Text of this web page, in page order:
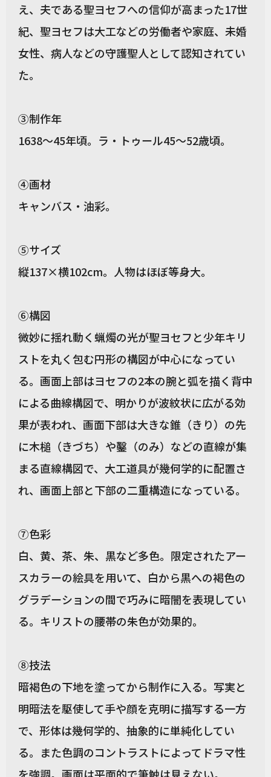
え、夫である聖ヨセフへの信仰が高まった17世
紀、聖ヨセフは大工などの労働者や家庭、未婚
女性、病人などの守護聖人として認知されてい
た。
③制作年
1638～45年頃。ラ・トゥール45～52歳頃。
④画材
キャンバス・油彩。
⑤サイズ
縦137×横102cm。人物はほぼ等身大。
⑥構図
微妙に揺れ動く蝋燭の光が聖ヨセフと少年キリ
ストを丸く包む円形の構図が中心になってい
る。画面上部はヨセフの2本の腕と弧を描く背中
による曲線構図で、明かりが波紋状に広がる効
果が表われ、画面下部は大きな錐（きり）の先
に木槌（きづち）や鑿（のみ）などの直線が集
まる直線構図で、大工道具が幾何学的に配置さ
れ、画面上部と下部の二重構造になっている。
⑦色彩
白、黄、茶、朱、黒など多色。限定されたアー
スカラーの絵具を用いて、白から黒への褐色の
グラデーションの間で巧みに暗闇を表現してい
る。キリストの腰帯の朱色が効果的。
⑧技法
暗褐色の下地を塗ってから制作に入る。写実と
明暗法を駆使して手や顔を克明に描写する一方
で、形体は幾何学的、抽象的に単純化してい
る。また色調のコントラストによってドラマ性
を強調。画面は平面的で筆触は見えない。